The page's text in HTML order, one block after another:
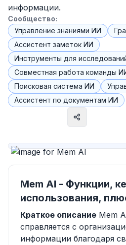
информации.
Сообщество:
Управление знаниями ИИ
Ассистент заметок ИИ
Инструменты для
Совместная работа команды
Поисковая система ИИ
Ассистент по документам ИИ
Mem AI - Функции,
использования,
Краткое описание Mem
справляется с
информации благодаря